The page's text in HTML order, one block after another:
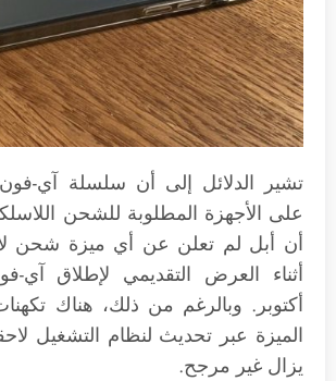
على الأجهزة المطلوبة للشحن
أن أبل لم تعلن عن أي ميزة شحن
أكتوبر. وبالرغم من ذلك، هناك
الميزة عبر تحديث لنظام التشغيل
يزال غير مرجح.